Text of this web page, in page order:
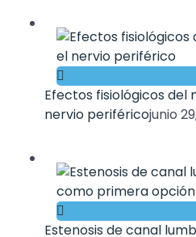
Efectos fisiológicos del
nervio periféricojunio
Estenosis de canal